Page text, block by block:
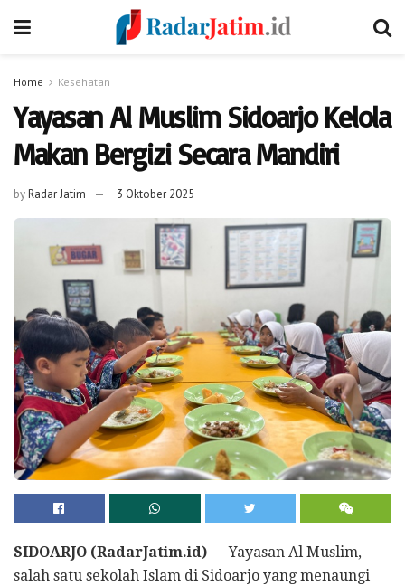
Home Kesehatan
Yayasan Al Muslim Sidoarjo Kelola
Makan Bergizi Secara Mandiri
byRadar Jatim 3 Oktober 2025
SIDOARJO (RadarJatim.id) — Yayasan Al Muslim,
salah satu sekolah Islam di Sidoarjo yang menaungi